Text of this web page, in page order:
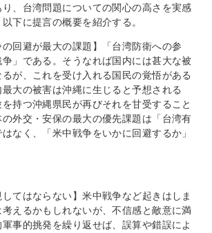
、台湾問題についての関心の高さを実感
下に提言の概要を紹介する。
の回避が最大の課題】「台湾防衛への参
」である。そうなれば国内には甚大な被
が、これを受け入れる国民の覚悟がある
大の被害は沖縄に生じると予想される
持つ沖縄県民が再びそれを甘受すること
外交・安保の最大の優先課題は「台湾有
なく、「米中戦争をいかに回避するか」
してはならない】米中戦争など起きはしま
えるかもしれないが、不信感と敵意に満
事的挑発を繰り返せば、誤算や錯誤によ